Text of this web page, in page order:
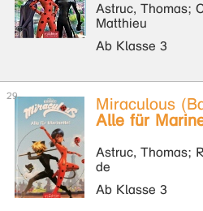
Astruc, Thomas;
Matthieu
Ab Klasse 3
Miraculous
Alle für
Astruc, Thomas;
de
Ab Klasse 3